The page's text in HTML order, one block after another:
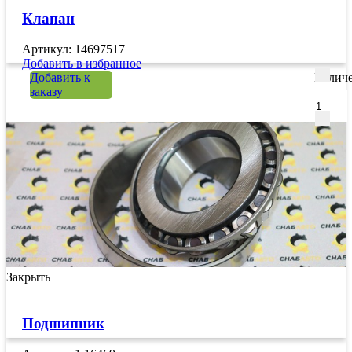
Клапан
Артикул: 14697517
Добавить в избранное
Добавить к
заказу
Закрыть
Подшипник